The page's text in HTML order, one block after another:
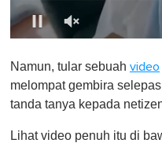
f
1
i
u
Namun, tular sebuah video
melompat gembira
tanda tanya kepada
Lihat video penuh itu di